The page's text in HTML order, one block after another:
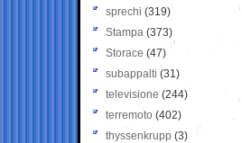
sprechi (319)
Stampa (373)
Storace (47)
subappalti (31)
televisione(244)
terremoto (402)
thyssenkrupp (3)